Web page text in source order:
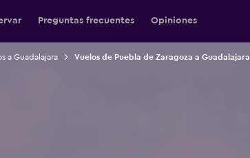
Preguntas frecuentes Opiniones
a Guadalajara Vuelos de Puebla de Zaragoza a Guadalajara